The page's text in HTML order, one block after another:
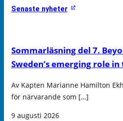
Senaste nyheter
Sommarläsning del 7.
Sweden’s emerging role
Av Kapten Marianne Hamilton
för närvarande som […]
9 augusti 2026